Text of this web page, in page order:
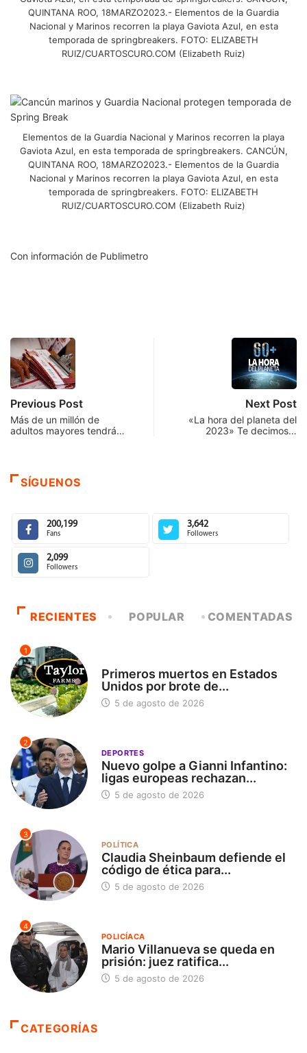
QUINTANA ROO, 18MARZO2023.- Elementos de la Guardia
Nacional y Marinos recorren la playa Gaviota Azul, en esta
temporada de springbreakers. FOTO: ELIZABETH
RUIZ/CUARTOSCURO.COM (Elizabeth Ruiz)
Elementos de la Guardia Nacional y Marinos recorren la playa
Gaviota Azul, en esta temporada de springbreakers. CANCÚN,
QUINTANA ROO, 18MARZO2023.- Elementos de la Guardia
Nacional y Marinos recorren la playa Gaviota Azul, en esta
temporada de springbreakers. FOTO: ELIZABETH
RUIZ/CUARTOSCURO.COM (Elizabeth Ruiz)
Con información de Publimetro
Previous Post
Más de un millón de
adultos mayores tendrá…
Next Post
«La hora del planeta del
2023» Te decimos…
SÍGUENOS
200,199
Fans
3,642
Followers
2,099
Followers
RECIENTES POPULAR COMENTADAS
1
Primeros muertos en Estados
Unidos por brote de...
5 de agosto de 2026
2
DEPORTES
Nuevo golpe a Gianni Infantino:
ligas europeas rechazan...
5 de agosto de 2026
3
POLÍTICA
Claudia Sheinbaum defiende el
código de ética para...
5 de agosto de 2026
4
POLICÍACA
Mario Villanueva se queda en
prisión: juez ratifica...
5 de agosto de 2026
CATEGORÍAS